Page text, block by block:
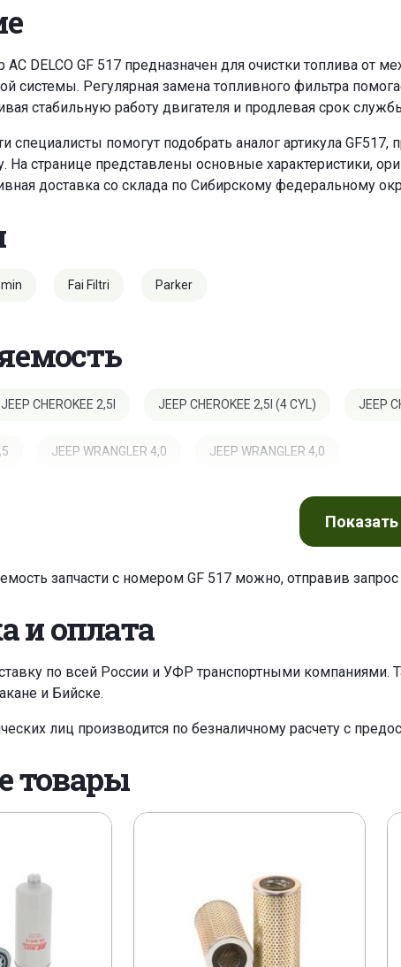
DELCO GF 517 предназначен для очистки топлива от
системы. Регулярная замена топливного фильтра
стабильную работу двигателя и продлевая срок
специалисты помогут подобрать аналог артикула
На странице представлены основные характеристики,
доставка со склада по Сибирскому федеральному
Fai Filtri Parker
JEEP CHEROKEE 2,5I JEEP CHEROKEE 2,5I (4 CYL) JEEP
JEEP WRANGLER 4,0 JEEP WRANGLER 4,0
Показать
запчасти с номером GF 517 можно, отправив
и оплата
по всей России и УФР транспортными компаниями.
и Бийске.
лиц производится по безналичному расчету с
товары